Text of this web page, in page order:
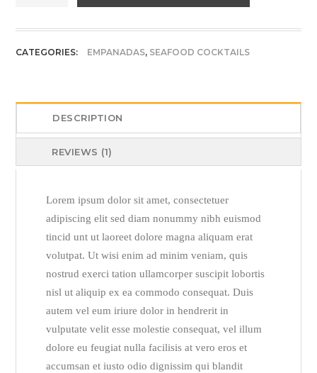
CATEGORIES: EMPANADAS, SEAFOOD COCKTAILS​
DESCRIPTION
REVIEWS (1)
Lorem ipsum dolor sit amet, consectetuer
adipiscing elit sed diam nonummy nibh euismod
tincid unt ut laoreet dolore magna aliquam erat
volutpat. Ut wisi enim ad minim veniam, quis
nostrud exerci tation ullamcorper suscipit lobortis
nisl ut aliquip ex ea commodo consequat. Duis
autem vel eum iriure dolor in hendrerit in
vulputate velit esse molestie consequat, vel illum
dolore eu feugiat nulla facilisis at vero eros et
accumsan et iusto odio dignissim qui blandit